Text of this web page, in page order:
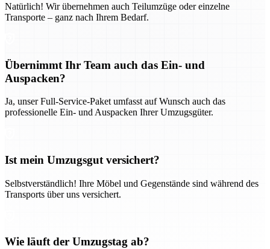
Natürlich! Wir übernehmen auch Teilumzüge oder einzelne
Transporte – ganz nach Ihrem Bedarf.
Übernimmt Ihr Team auch das Ein- und
Auspacken?
Ja, unser Full-Service-Paket umfasst auf Wunsch auch das
professionelle Ein- und Auspacken Ihrer Umzugsgüter.
Ist mein Umzugsgut versichert?
Selbstverständlich! Ihre Möbel und Gegenstände sind während des
Transports über uns versichert.
Wie läuft der Umzugstag ab?